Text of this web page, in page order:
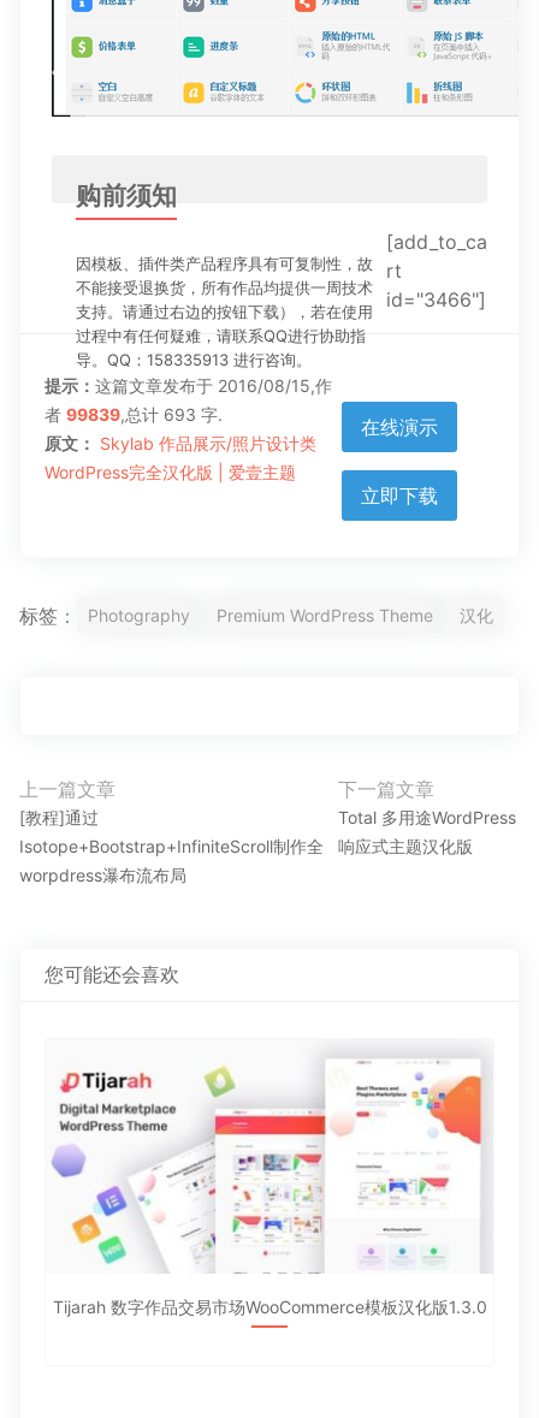
购前须知
因模板、插件类产品程序具有可复制性，故
不能接受退换货，所有作品均提供一周技术
支持。请通过右边的按钮下载），若在使用
过程中有任何疑难，请联系QQ进行协助指
导。QQ：158335913 进行咨询。
在线演示
立即下载
[add_to_ca
rt
id="3466"]
提示： 这篇文章发布于 2016/08/15,作
者 99839,总计 693 字.
原文： Skylab 作品展示/照片设计类
WordPress完全汉化版 | 爱壹主题
标签： Photography Premium WordPress Theme 汉化
文
章
导
航
上一篇文章
上
一
篇
[教程]通过
Isotope+Bootstrap+InfiniteScroll制作全
worpdress瀑布流布局
下一篇文章
下
一
Total 多用途WordPress
响应式主题汉化版
您可能还会喜欢
Tijarah 数字作品交易市场WooCommerce模板汉化版1.3.0